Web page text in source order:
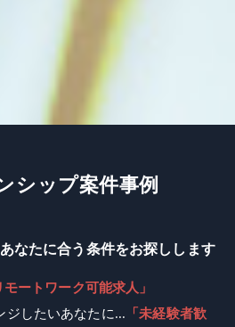
シ ッ プ案件事例
なたに合う条件をお探しします
モートワーク可能求人」
ジしたいあなたに... 「未経験者歓